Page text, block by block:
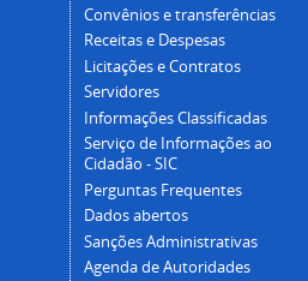
Convênios e transferências
Receitas e Despesas
Licitações e Contratos
Servidores
Informações Classificadas
Serviço de Informações ao
Cidadão - SIC
Perguntas Frequentes
Dados abertos
Sanções Administrativas
Agenda de Autoridades